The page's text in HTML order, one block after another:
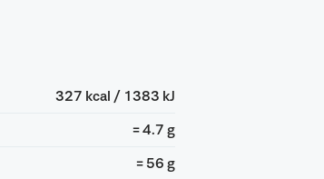
327 kcal / 1383 kJ
= 4.7 g
= 56 g